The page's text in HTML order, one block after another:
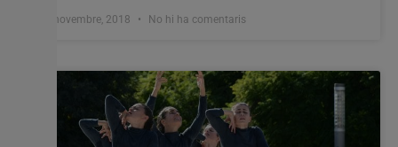
6 novembre, 2018 No hi ha comentaris